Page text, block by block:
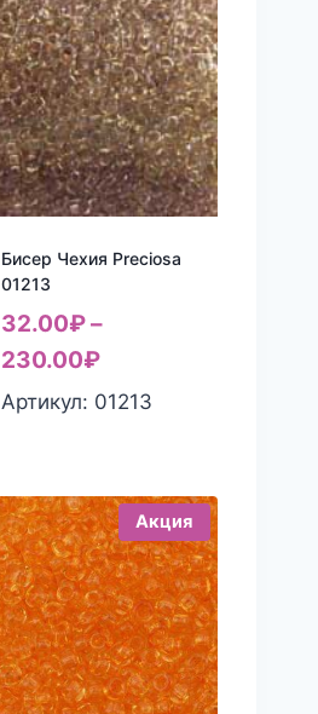
Бисер Чехия Preciosa
01213
32.00₽–
230.00₽
Артикул: 01213
Акция